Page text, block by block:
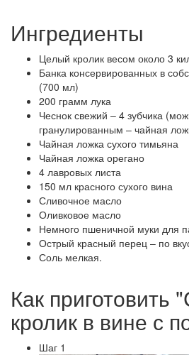
Ингредиенты
Целый кролик весом около 3
Банка консервированных в
(700 мл)
200 грамм лука
Чеснок свежий – 4 зубчика
гранулированным – чайная
Чайная ложка сухого тимьяна
Чайная ложка орегано
4 лавровых листа
150 мл красного сухого вина
Сливочное масло
Оливковое масло
Немного пшеничной муки для
Острый красный перец – по
Соль мелкая.
Как приготовить
кролик в вине с
Шаг 1